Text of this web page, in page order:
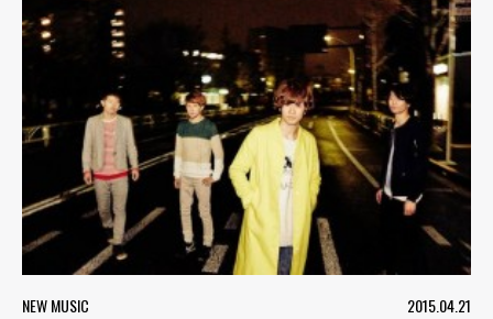
NEW MUSIC
2015.04.21